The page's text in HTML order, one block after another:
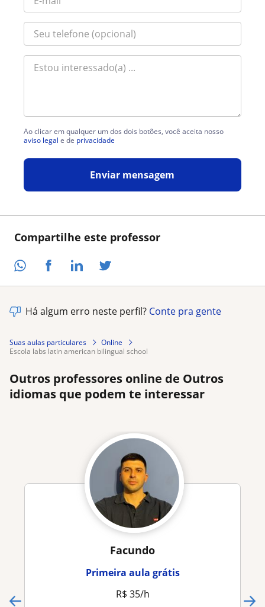
Compartilhe este professor
Ao clicar em qualquer um dos dois botões, você aceita nosso
aviso legal e de privacidade
Enviar mensagem
Há algum erro neste perfil? Conte pra gente
Suas aulas particulares
Online
escola labs latin american bilingual school
Outros professores online de Outros
idiomas que podem te interessar
Facundo
Primeira aula grátis
R$ 35/h